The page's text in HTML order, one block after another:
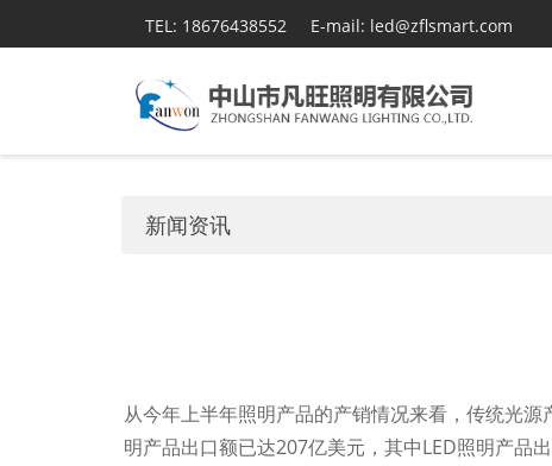
TEL: 18676438552 E-mail: led@zflsmart.com
新闻资讯
从今年上半年照明产品的产销情况来看，传统光
明产品出口额已达207亿美元，其中LED照明产品